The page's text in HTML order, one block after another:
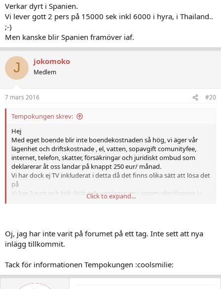
Verkar dyrt i Spanien.
Vi lever gott 2 pers på 15000 sek inkl 6000 i hyra, i Thailand..
;-)
Men kanske blir Spanien framöver iaf.
J jokomoko
Medlem
7 mars 2016 #20
Tempokungen skrev:
Hej
Med eget boende blir inte boendekostnaden så hög, vi äger vår
lägenhet och driftskostnade , el, vatten, sopavgift comunityfee,
internet, telefon, skatter, försäkringar och juridiskt ombud som
deklarerar åt oss landar på knappt 250 eur/ månad.
Vi har dock ej TV inkluderat i detta då det finns olika sätt att lösa det
på
Vi har 3 rum och kök (kök och vardagsrum i öppen planlösning ) i
Puerto Rico, ca 60 m2+ 20m2 balkong.
transporter med buss, båt flyg osv.
20 000/ månad borde inte vara några problem
Click to expand...
Oj, jag har inte varit på forumet på ett tag. Inte sett att nya
inlägg tillkommit.
Tack för informationen Tempokungen :coolsmilie: